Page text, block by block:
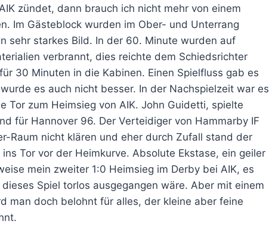
zündet, dann brauch ich nicht mehr von einem
Im Gästeblock wurden im Ober- und Unterrang
sehr starkes Bild. In der 60. Minute wurden auf
verbrannt, dies reichte dem Schiedsrichter
30 Minuten in die Kabinen. Einen Spielfluss gab es
es auch nicht besser. In der Nachspielzeit war es
Tor zum Heimsieg von AIK. John Guidetti, spielte
für Hannover 96. Der Verteidiger von Hammarby IF
Raum nicht klären und eher durch Zufall stand der
Tor vor der Heimkurve. Absolute Ekstase, ein geiler
mein zweiter 1:0 Heimsieg im Derby bei AIK, es
Spiel torlos ausgegangen wäre. Aber mit einem
man doch belohnt für alles, der kleine aber feine